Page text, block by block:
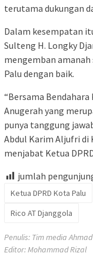
terutama dukungan
Dalam kesempatan
Sulteng H. Longky
mengemban
Palu dengan baik.
“Bersama
Anugerah yang
punya tanggung
Abdul Karim Aljufri di
menjabat Ketua
jumlah
Ketua DPRD Kota Palu
Rico AT Djanggola
Penulis: Tim media
Editor: Mohammad Rizal